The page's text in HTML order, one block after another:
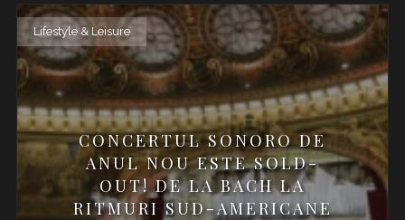
Lifestyle & Leisure
CONCERTUL SONORO DE
ANUL NOU ESTE SOLD-
OUT! DE LA BACH LA
RITMURI SUD-AMERICANE